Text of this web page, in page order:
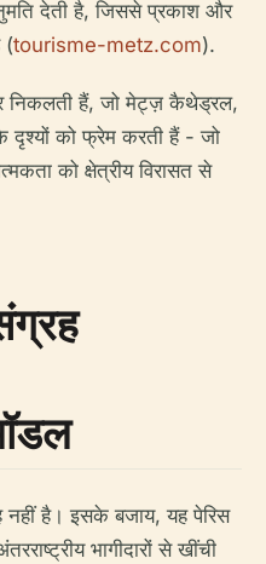
देती है, जिससे प्रकाश और
(tourisme-metz.com).
निकलती हैं, जो मेट्ज़ कैथेड्रल,
को फ्रेम करती हैं - जो
को क्षेत्रीय विरासत से
नहीं है। इसके बजाय, यह पेरिस
भागीदारों से खींची